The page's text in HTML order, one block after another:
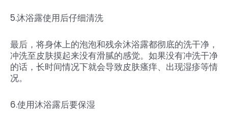
5.沐浴露使用后仔细清洗
最后，将身体上的泡泡和残余沐浴露都彻底的洗干净，
冲洗至皮肤摸起来没有滑腻的感觉。如果没有冲洗干净
的话，长时间情况下就会导致皮肤瘙痒、出现湿疹等情
况。
6.使用沐浴露后要保湿